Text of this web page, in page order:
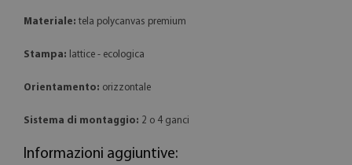
Materiale: tela polycanvas premium
Stampa: lattice - ecologica
Orientamento: orizzontale
Sistema di montaggio: 2 o 4 ganci
Informazioni aggiuntive: